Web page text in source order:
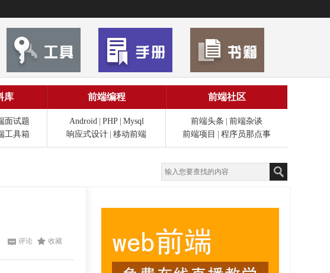
库
面试题
工具箱
前端编程
Android PHP
Mysql
响应式设计 移动前端
前端社区
前端头条
前端杂谈
前端项目
程序员那点事
评论 收藏